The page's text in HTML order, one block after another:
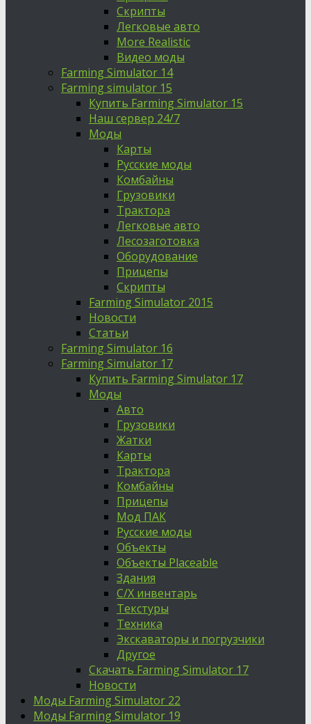
Скрипты
Легковые авто
More Realistic
Видео моды
Farming Simulator 14
Farming simulator 15
Купить Farming Simulator 15
Наш сервер 24/7
Моды
Карты
Русские моды
Комбайны
Грузовики
Трактора
Легковые авто
Лесозаготовка
Оборудование
Прицепы
Скрипты
Farming Simulator 2015
Новости
Статьи
Farming Simulator 16
Farming Simulator 17
Купить Farming Simulator 17
Моды
Авто
Грузовики
Жатки
Карты
Трактора
Комбайны
Прицепы
Мод ПАК
Русские моды
Объекты
Объекты Placeable
Здания
С/Х инвентарь
Текстуры
Техника
Экскаваторы и погрузчики
Другое
Скачать Farming Simulator 17
Новости
Моды Farming Simulator 22
Моды Farming Simulator 19